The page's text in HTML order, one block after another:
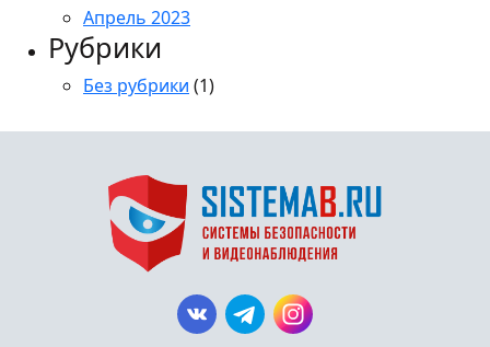
Апрель 2023
Рубрики
Без рубрики (1)